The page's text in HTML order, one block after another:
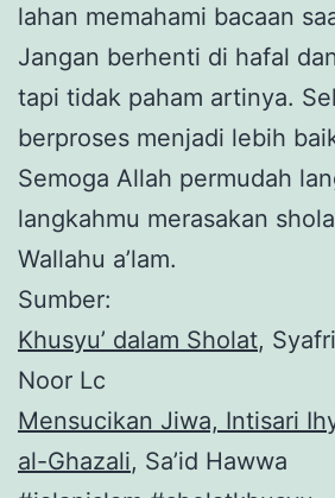
lahan memahami bacaan
Jangan berhenti di hafal
tapi tidak paham artinya.
berproses menjadi lebih
Semoga Allah permudah
langkahmu merasakan
Wallahu a’lam.
Sumber:
Khusyu’ dalam Sholat,
Noor Lc
Mensucikan Jiwa, Intisari
al-Ghazali, Sa’id Hawwa